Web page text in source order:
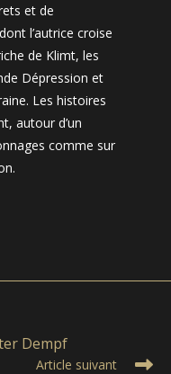
et de
l’autrice croise
de Klimt, les
Dépression et
Les histoires
autour d’un
comme sur
Dempf
Article suivant